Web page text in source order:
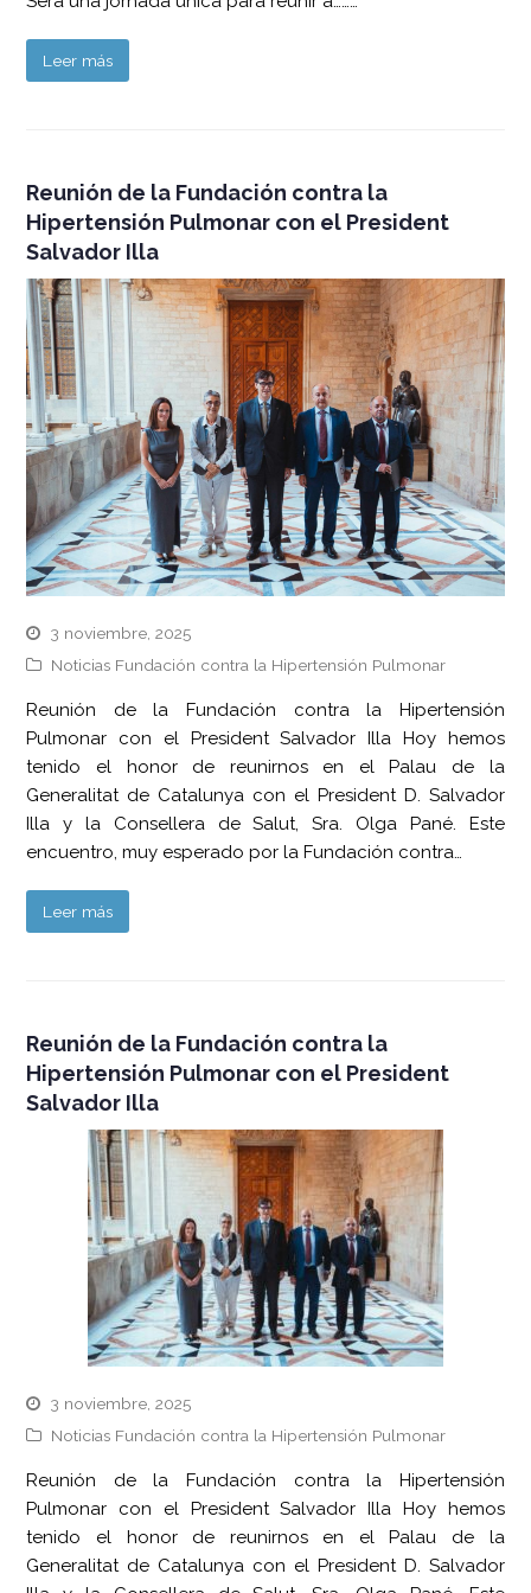
Leer más
Reunión de la Fundación contra la
Hipertensión Pulmonar con el President
Salvador Illa
3 noviembre, 2025
Noticias Fundación contra la Hipertensión Pulmonar
Reunión de la Fundación contra la Hipertensión
Pulmonar con el President Salvador Illa Hoy hemos
tenido el honor de reunirnos en el Palau de la
Generalitat de Catalunya con el President D. Salvador
Illa y la Consellera de Salut, Sra. Olga Pané. Este
encuentro, muy esperado por la Fundación contra…
Leer más
Reunión de la Fundación contra la
Hipertensión Pulmonar con el President
Salvador Illa
3 noviembre, 2025
Noticias Fundación contra la Hipertensión Pulmonar
Reunión de la Fundación contra la Hipertensión
Pulmonar con el President Salvador Illa Hoy hemos
tenido el honor de reunirnos en el Palau de la
Generalitat de Catalunya con el President D. Salvador